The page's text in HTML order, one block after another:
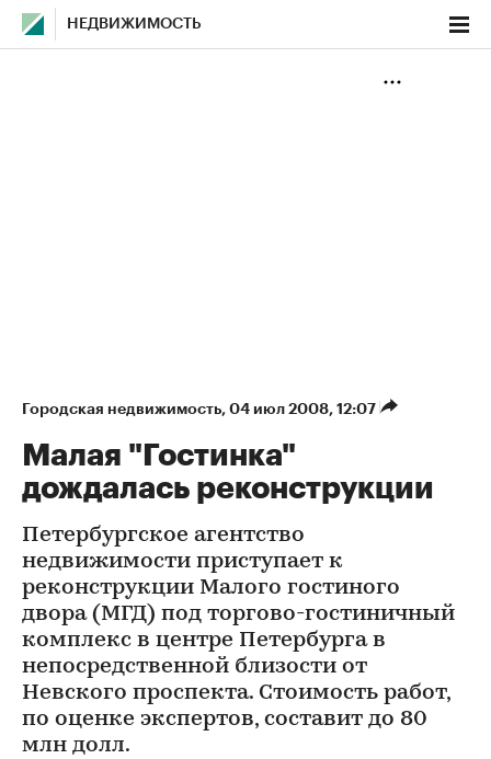
НЕДВИЖИМОСТЬ
Городская недвижимость⁠, 04 июл 2008, 12:07
Малая "Гостинка"
дождалась реконструкции
Петербургское агентство
недвижимости приступает к
реконструкции Малого гостиного
двора (МГД) под торгово-гостиничный
комплекс в центре Петербурга в
непосредственной близости от
Невского проспекта. Стоимость работ,
по оценке экспертов, составит до 80
млн долл.